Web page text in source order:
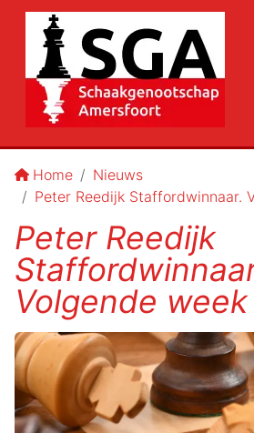
Home
Nieuws
Peter Reedijk Staffordwinnaar.
Peter Reedijk
Volgende week